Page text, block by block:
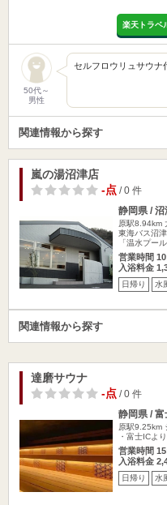
楽天トラベ
50代～
男性
セルフロウ
静
関連情報から探す
嵐の湯沼津店
-点/ 0 件
静岡県 / 沼
原駅8.94km
東海バス沼
「温水プー
営業時間
入浴料金
日帰り 水
関連情報から探す
達磨サウナ
-点/ 0 件
静岡県 / 富
原駅9.25km
・富士ICよ
営業時間
入浴料金
日帰り 水